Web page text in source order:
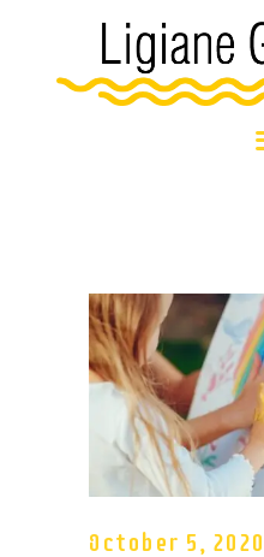
NOTÍCIAS E
EVENTOS
October 5, 2020